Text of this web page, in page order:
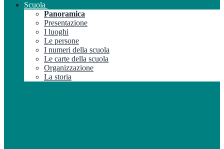
Scuola
Panoramica
Presentazione
I luoghi
Le persone
I numeri della scuola
Le carte della scuola
Organizzazione
La storia